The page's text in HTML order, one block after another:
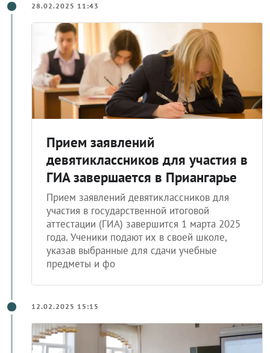
28.02.2025 11:43
Прием заявлений
девятиклассников для участия в
ГИА завершается в Приангарье
Прием заявлений девятиклассников для
участия в государственной итоговой
аттестации (ГИА) завершится 1 марта 2025
года. Ученики подают их в своей школе,
указав выбранные для сдачи учебные
предметы и фо
12.02.2025 15:15